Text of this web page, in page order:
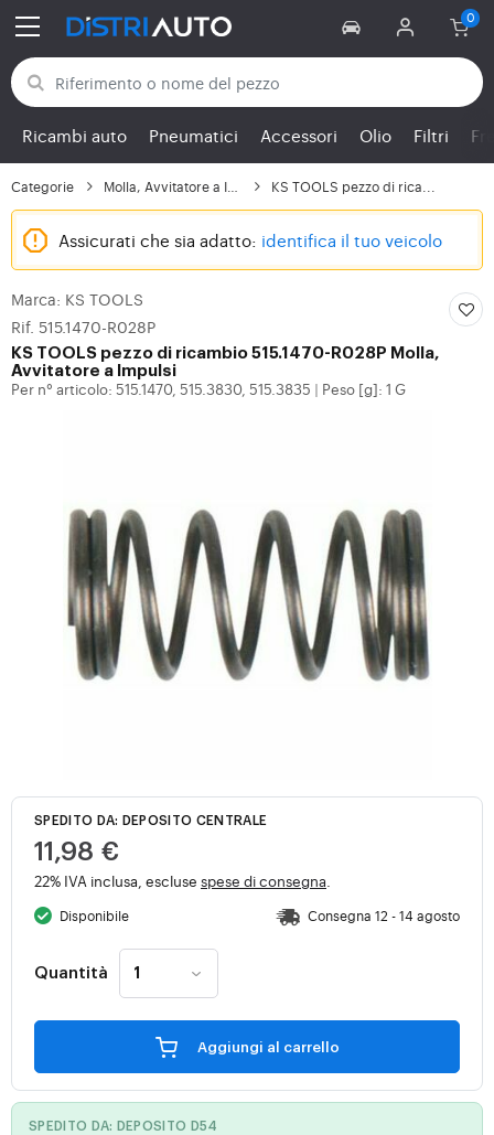
Torna alle categorie
Ricambi auto Pneumatici Accessori Olio Filtri
Categorie KS TOOLS pezzo di rica...
Assicurati che sia adatto: identifica il tuo veicolo
Marca: KS TOOLS
Rif. 515.1470-R028P
KS TOOLS pezzo di ricambio 515.1470-R028P Molla,
Avvitatore a Impulsi
Per n° articolo: 515.1470, 515.3830, 515.3835 Peso [g]: 1 G
SPEDITO DA: DEPOSITO CENTRALE
11,98 €
22% IVA inclusa, escluse spese di consegna
Disponibile Consegna 12 - 14 agosto
Quantità
Aggiungi al carrello
SPEDITO DA: DEPOSITO D54